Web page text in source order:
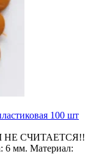
100 шт
СЧИТАЕТСЯ!!
6 мм. Материал: